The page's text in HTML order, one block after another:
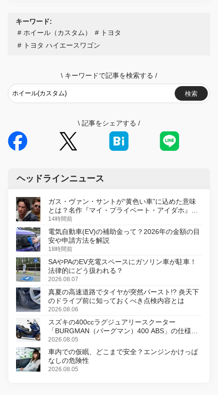
キーワード:
ホイール（カスタム）
トヨタ
トヨタ ハイエースワゴン
\ キーワードで記事を検索する /
検索
\ 記事をシェアする /
ヘッドラインニュース
ガス・ヴァン・サントが“黄色い車”に込めた意味
とは？名作『マイ・プライベート・アイダホ』が
初のデジタルリマスター版で復活
14時間前
電気自動車(EV)の補助金って？2026年の金額の目
安や申請方法を解説
18時間前
SAやPAのEV充電スペースにガソリン車が駐車！
法律的にどう扱われる？
2026.08.07
真夏の高速道路でタイヤが突然バースト!? 炎天下
のドライブ前に知っておくべき点検内容とは
2026.08.06
スズキの400ccラグジュアリースクーター
「BURGMAN（バーグマン）400 ABS」の仕様を
変更し、8月18日に発売
2026.08.05
車内での仮眠、どこまで安全？エンジンかけっぱ
なしの危険性
2026.08.05